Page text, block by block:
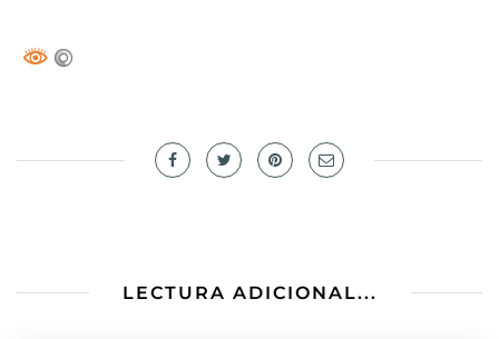
LECTURA ADICIONAL...